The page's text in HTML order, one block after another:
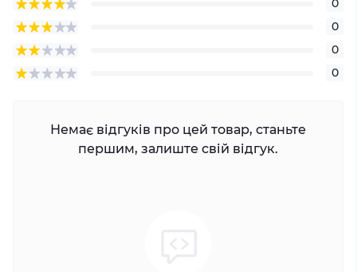
0
0
0
0
Немає відгуків про цей товар, станьте
першим, залиште свій відгук.